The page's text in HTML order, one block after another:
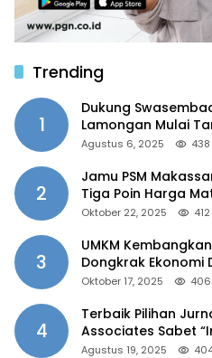
Trending
1
Dukung
Lamongan Mulai
Agustus 6, 2025 438
2
Jamu PSM
Tiga Poin Harga
Oktober 22, 2025 412
3
UMKM
Dongkrak Ekonomi
Oktober 17, 2025 406
4
Terbaik Pilihan
Associates Sabet
2025”
Agustus 19, 2025